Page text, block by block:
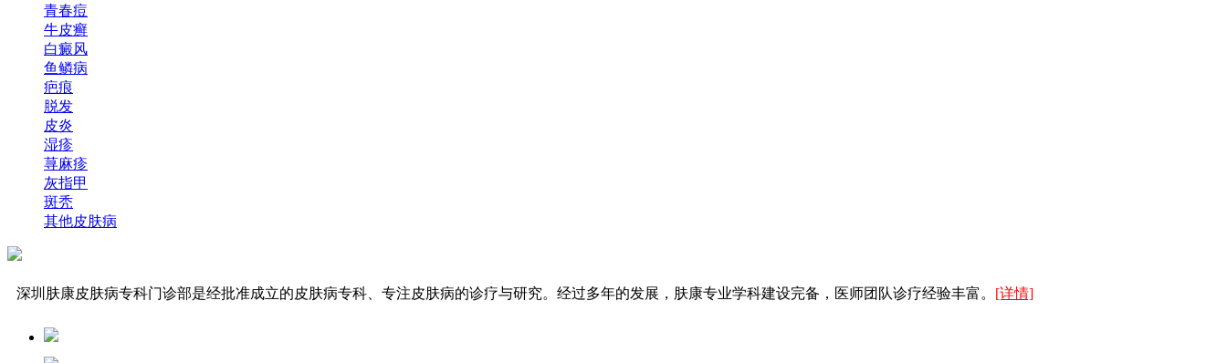
青春痘
牛皮癣
白癜风
鱼鳞病
疤痕
脱发
皮炎
湿疹
荨麻疹
灰指甲
斑秃
其他皮肤病
深圳肤康皮肤病专科门诊部是经批准成立的皮肤病专科、专注皮肤病的诊疗与研究。经过多年的发展，肤康专业学科建设完备，医师团队诊疗经验丰富。 [详情]